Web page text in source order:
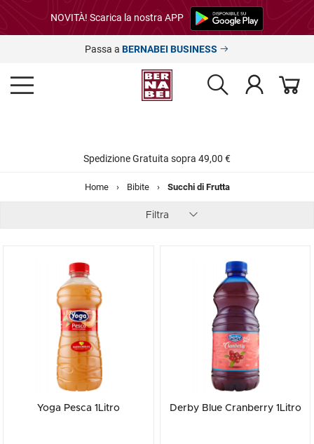
NOVITÀ! Scarica la nostra APP
Passa a BERNABEI BUSINESS
Spedizione Gratuita sopra 49,00 €
Home › Bibite › Succhi di Frutta
Filtra
Yoga Pesca 1Litro Derby Blue Cranberry 1Litro